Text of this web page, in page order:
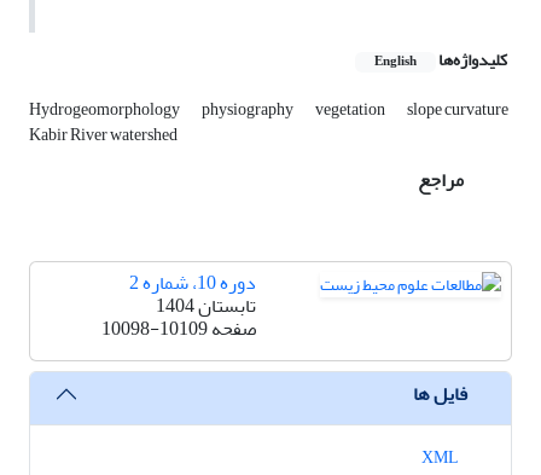
کلیدواژه‌ها English
Hydrogeomorphology physiography vegetation slope curvature
Kabir River watershed
مراجع
دوره 10، شماره 2
تابستان 1404
صفحه10098-10109
فایل ها